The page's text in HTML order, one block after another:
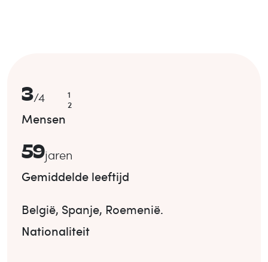
3/4
1
2
Mensen
59jaren
Gemiddelde leeftijd
België, Spanje, Roemenië.
Nationaliteit